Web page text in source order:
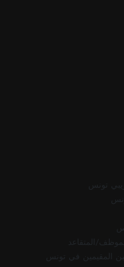
تونس
المتقاعد
المقيمين في تونس